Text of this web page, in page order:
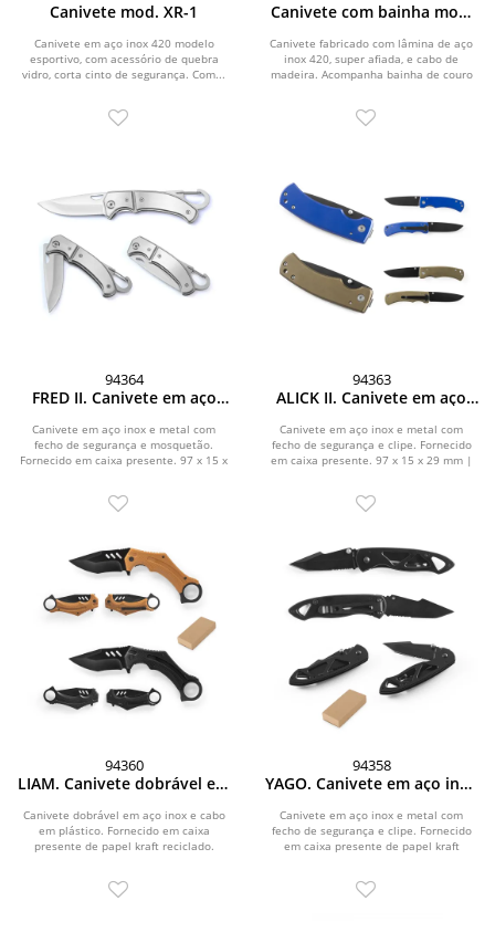
Canivete mod. XR-1
Canivete em aço inox 420 modelo
esportivo, com acessório de quebra
vidro, corta cinto de segurança. Com...
Canivete com bainha mod.
Canivete fabricado com lâmina de aço
inox 420, super afiada, e cabo de
madeira. Acompanha bainha de couro
94364
FRED II. Canivete em aço
segurança
Canivete em aço inox e metal com
fecho de segurança e mosquetão.
Fornecido em caixa presente. 97 x 15 x
94363
ALICK II. Canivete em aço
segurança
Canivete em aço inox e metal com
fecho de segurança e clipe. Fornecido
em caixa presente. 97 x 15 x 29 mm |
94360
LIAM. Canivete dobrável em
Canivete dobrável em aço inox e cabo
em plástico. Fornecido em caixa
presente de papel kraft reciclado.
94358
YAGO. Canivete em aço inox
segurança
Canivete em aço inox e metal com
fecho de segurança e clipe. Fornecido
em caixa presente de papel kraft